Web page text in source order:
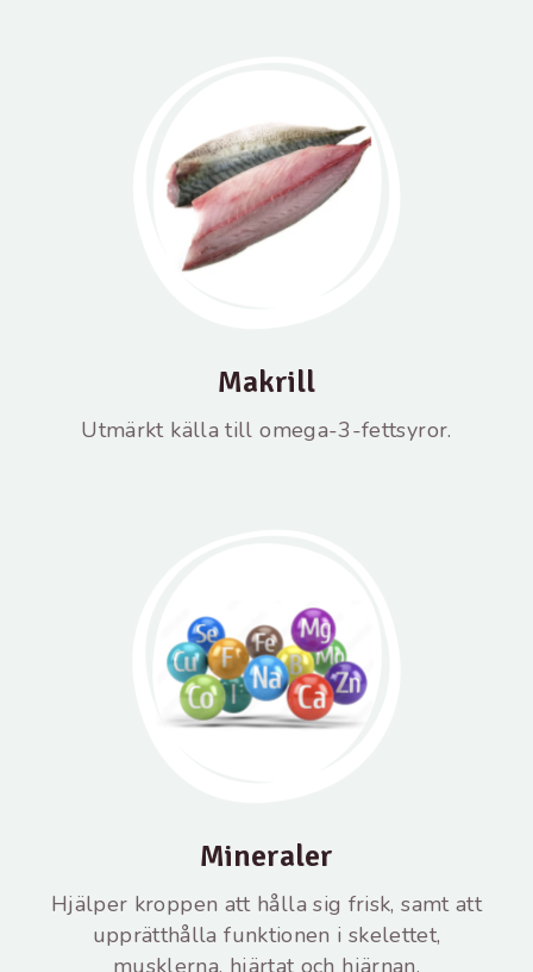
Makrill
Utmärkt källa till omega-3-fettsyror.
Mineraler
Hjälper kroppen att hålla sig frisk, samt att
upprätthålla funktionen i skelettet,